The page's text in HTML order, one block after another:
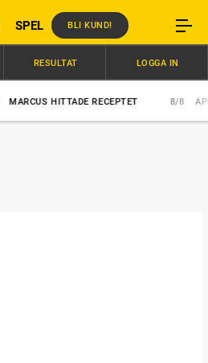
SPEL BLI KUND!
HITTADE RECEPTET 8/8 APEX
RESULTAT LOGGA IN